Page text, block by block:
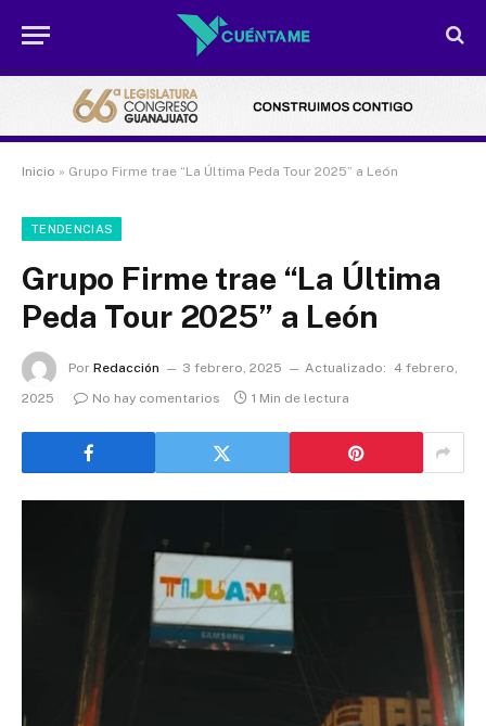
Inicio » Grupo Firme trae “La Última Peda Tour 2025” a León
TENDENCIAS
Grupo Firme trae “La Última
Peda Tour 2025” a León
Por Redacción 3 febrero, 2025 Actualizado:
4 febrero,
2025
No hay comentarios 1 Min de lectura